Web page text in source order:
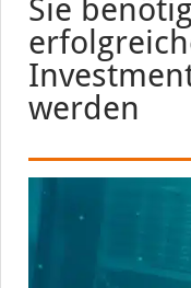
Sie
werden